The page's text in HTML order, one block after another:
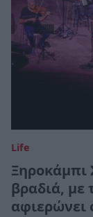
Life
Ξηροκάμπι
βραδιά, με
αφιερώνει